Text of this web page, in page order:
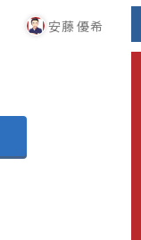
安藤 優希